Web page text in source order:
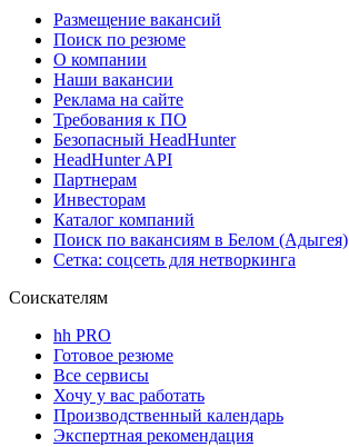
Размещение вакансий
Поиск по резюме
О компании
Наши вакансии
Реклама на сайте
Требования к ПО
Безопасный HeadHunter
HeadHunter API
Партнерам
Инвесторам
Каталог компаний
Поиск по вакансиям в Белом (Адыгея)
Сетка: соцсеть для нетворкинга
Соискателям
hh PRO
Готовое резюме
Все сервисы
Хочу у вас работать
Производственный календарь
Экспертная рекомендация